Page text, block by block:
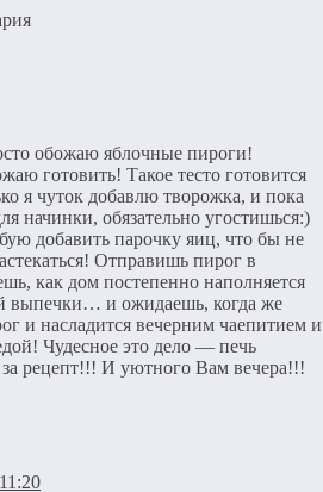
обожаю яблочные пироги!
готовить! Такое тесто готовится
я чуток добавлю творожка, и пока
начинки, обязательно угостишься:)
добавить парочку яиц, что бы не
Отправишь пирог в
как дом постепенно наполняется
выпечки… и ожидаешь, когда же
и насладится вечерним чаепитием и
Чудесное это дело — печь
рецепт!!! И уютного Вам вечера!!!